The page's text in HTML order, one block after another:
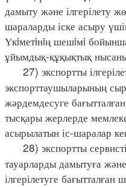
дамыту және ілгерілету
шараларды іске асыру
Үкiметiнiң шешiмi
ұйымдық-құқықтық
27) экспортты
экспорттаушыларының
жәрдемдесуге
тысқары жерлерде
асырылатын іс-шаралар
28) экспортты
тауарларды дамытуға
ілгерілетуге